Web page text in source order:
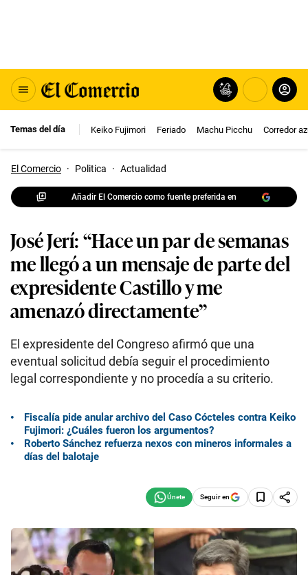
Temas del día Keiko Fujimori Feriado Machu Picchu Corredor
El Comercio · Politica · Actualidad
Añadir El Comercio como fuente preferida en
José Jerí: “Hace un par de semanas
me llegó a un mensaje de parte del
expresidente Castillo y me
amenazó directamente”
El expresidente del Congreso afirmó que una
eventual solicitud debía seguir el procedimiento
legal correspondiente y no procedía a su criterio.
Fiscalía pide anular archivo del Caso Cócteles contra Keiko
Fujimori: ¿Cuáles fueron los argumentos?
Roberto Sánchez refuerza nexos con mineros informales a
días del balotaje
Seguir en